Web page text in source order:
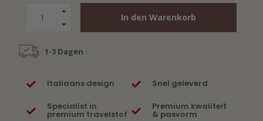
In den Warenkorb
1-3 Dagen
Italiaans design Snel geleverd
Specialist in
premium travelstof
Premium kwaliteit
& pasvorm